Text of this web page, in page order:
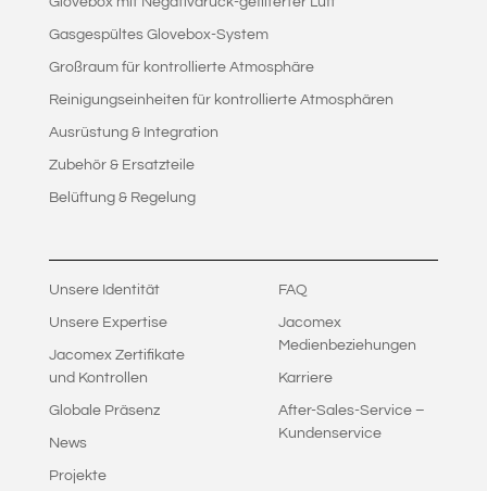
Gasgespültes Glovebox-System
Großraum für kontrollierte Atmosphäre
Reinigungseinheiten für kontrollierte Atmosphären
Ausrüstung & Integration
Zubehör & Ersatzteile
Belüftung & Regelung
Unsere Identität
Unsere Expertise
Jacomex Zertifikate
und Kontrollen
Globale Präsenz
News
Projekte
FAQ
Jacomex
Medienbeziehungen
Karriere
After-Sales-Service –
Kundenservice